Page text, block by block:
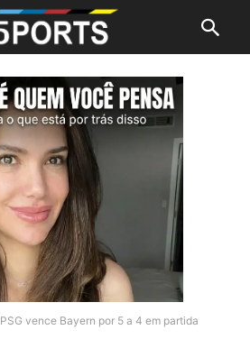
PSG vence Bayern por 5 a 4 em partida